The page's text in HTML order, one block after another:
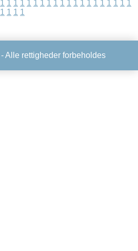
1 1 1 1 1 1 1 1 1 1 1 1 1 1 1 1 1 1 1 1
1 1 1 1
- Alle rettigheder forbeholdes